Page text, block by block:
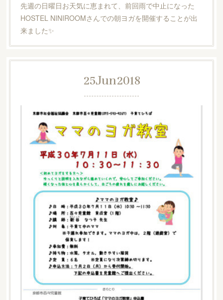
先週の日曜日お天気に恵まれて、前回雨で中止になった
HOSTEL NINIROOMさんでの朝ヨガを開催することが出
来ました✨
25Jun2018